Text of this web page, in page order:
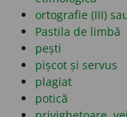
ortografie (III)
Pastila de limbă
pești
pișcot și servus
plagiat
potică